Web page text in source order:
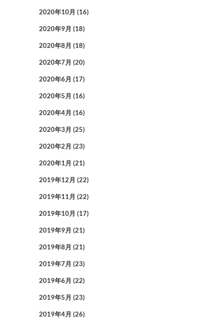
2020年10月 (16)
2020年9月 (18)
2020年8月 (18)
2020年7月 (20)
2020年6月 (17)
2020年5月 (16)
2020年4月 (16)
2020年3月 (25)
2020年2月 (23)
2020年1月 (21)
2019年12月 (22)
2019年11月 (22)
2019年10月 (17)
2019年9月 (21)
2019年8月 (21)
2019年7月 (23)
2019年6月 (22)
2019年5月 (23)
2019年4月 (26)